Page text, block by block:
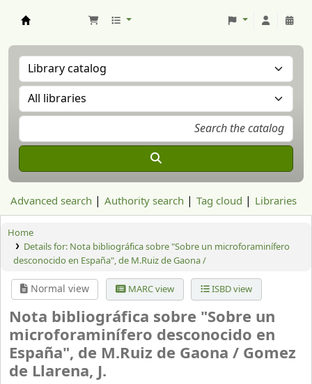
Advanced search Authority search Tag cloud Libraries
Home
Details for: Nota bibliográfica sobre "Sobre un microforaminífero
desconocido en España", de M.Ruiz de Gaona /
Normal view MARC view ISBD view
Nota bibliográfica sobre "Sobre un
microforaminífero desconocido en
España", de M.Ruiz de Gaona / Gomez
de Llarena, J.